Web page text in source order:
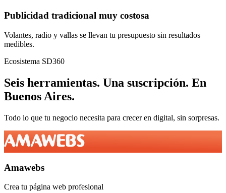
Publicidad tradicional muy costosa
Volantes, radio y vallas se llevan tu presupuesto sin resultados
medibles.
Ecosistema SD360
Seis herramientas. Una suscripción. En
Buenos Aires.
Todo lo que tu negocio necesita para crecer en digital, sin sorpresas.
Amawebs
Crea tu página web profesional